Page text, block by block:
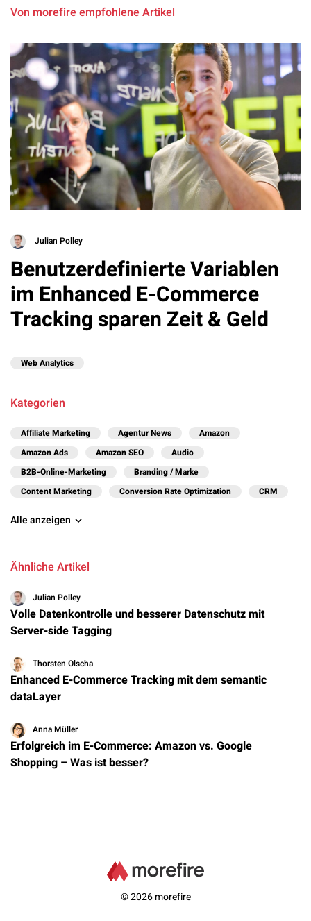
Von morefire empfohlene Artikel
Julian Polley
Benutzerdefinierte Variablen
im Enhanced E-Commerce
Tracking sparen Zeit & Geld
Web Analytics
Kategorien
Affiliate Marketing Agentur News
Amazon
Amazon Ads
Amazon SEO
Audio
B2B-Online-Marketing
Branding / Marke
Content Marketing
Conversion Rate Optimization CRM
Alle anzeigen
Ähnliche Artikel
Julian Polley
Volle Datenkontrolle und besserer Datenschutz mit
Server-side Tagging
Thorsten Olscha
Enhanced E-Commerce Tracking mit dem semantic
dataLayer
Anna Müller
Erfolgreich im E-Commerce: Amazon vs. Google
Shopping – Was ist besser?
© 2026 morefire